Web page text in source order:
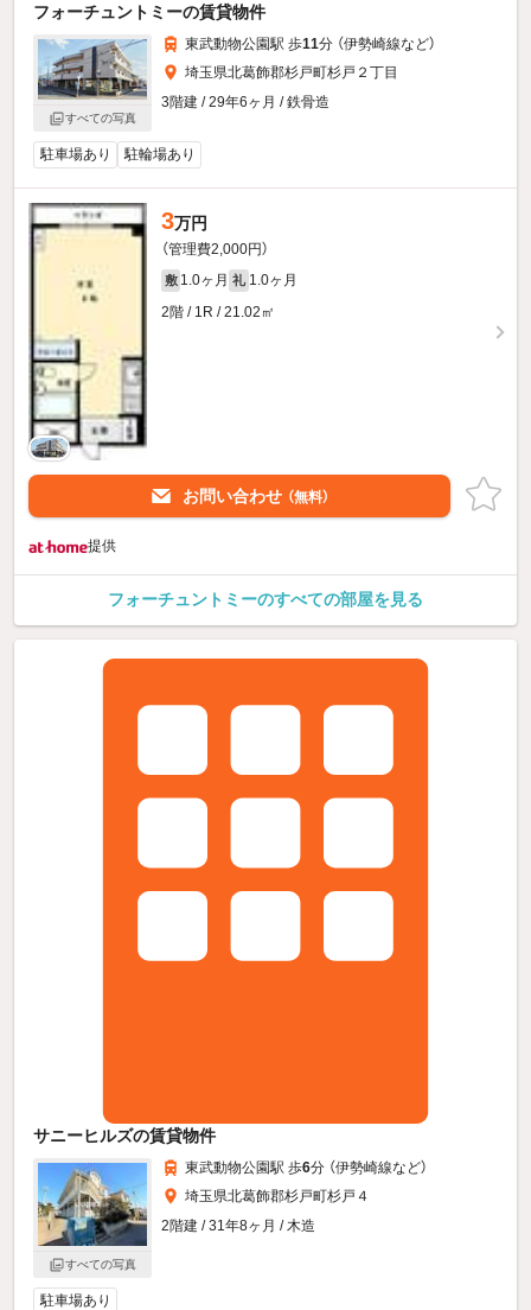
フォーチュントミーの賃貸物件
すべての写真
東武動物公園駅 歩11分 （伊勢崎線など）
埼玉県北葛飾郡杉戸町杉戸２丁目
3階建 / 29年6ヶ月 / 鉄骨造
駐車場あり 駐輪場あり
3万円
（管理費2,000円）
敷 1.0ヶ月 礼 1.0ヶ月
2階 / 1R / 21.02㎡
お問い合わせ （無料）
提供
フォーチュントミーのすべての部屋を見る
サニーヒルズの賃貸物件
すべての写真
東武動物公園駅 歩6分 （伊勢崎線など）
埼玉県北葛飾郡杉戸町杉戸４
2階建 / 31年8ヶ月 / 木造
駐車場あり